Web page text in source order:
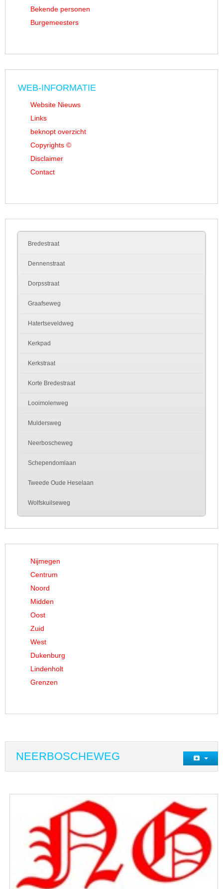
Bekende personen
Burgemeesters
WEB-INFORMATIE
Website Nieuws
Links
beknopt overzicht
Copyrights ©
Disclaimer
Contact
Bredestraat
Dennenstraat
Dorpsstraat
Graafseweg
Hatertseveldweg
Kerkpad
Kerkstraat
Korte Bredestraat
Looimolenweg
Muldersweg
Neerboscheweg
Schependomlaan
Tweede Oude Heselaan
Wolfskuilseweg
Nijmegen
Centrum
Noord
Midden
Oost
Zuid
West
Dukenburg
Lindenholt
Grenzen
NEERBOSCHEWEG